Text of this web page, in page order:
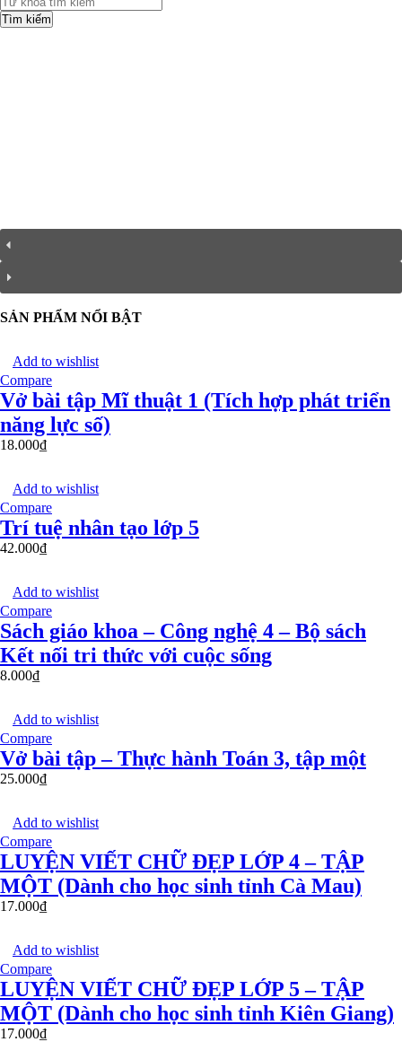
Tìm kiếm
SẢN PHẨM NỔI BẬT
Add to wishlist
Compare
Vở bài tập Mĩ thuật 1 (Tích hợp phát triển
năng lực số)
18.000₫
Add to wishlist
Compare
Trí tuệ nhân tạo lớp 5
42.000₫
Add to wishlist
Compare
Sách giáo khoa – Công nghệ 4 – Bộ sách
Kết nối tri thức với cuộc sống
8.000₫
Add to wishlist
Compare
Vở bài tập – Thực hành Toán 3, tập một
25.000₫
Add to wishlist
Compare
LUYỆN VIẾT CHỮ ĐẸP LỚP 4 – TẬP
MỘT (Dành cho học sinh tỉnh Cà Mau)
17.000₫
Add to wishlist
Compare
LUYỆN VIẾT CHỮ ĐẸP LỚP 5 – TẬP
MỘT (Dành cho học sinh tỉnh Kiên Giang)
17.000₫